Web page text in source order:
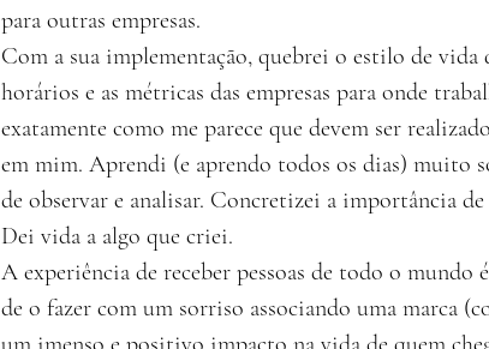
para outras empresas.
Com a sua implementação, quebrei o estilo de
horários e as métricas das empresas para onde
exatamente como me parece que devem ser
em mim. Aprendi (e aprendo todos os dias) muito
de observar e analisar. Concretizei a importância
Dei vida a algo que criei.
A experiência de receber pessoas de todo o
de o fazer com um sorriso associando uma marca